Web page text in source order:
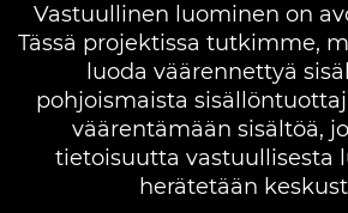
Vastuullinen luominen on
Tässä projektissa tutkimme,
luoda väärennettyä
pohjoismaista
väärentämään sisältöä,
tietoisuutta vastuullisesta
herätetään